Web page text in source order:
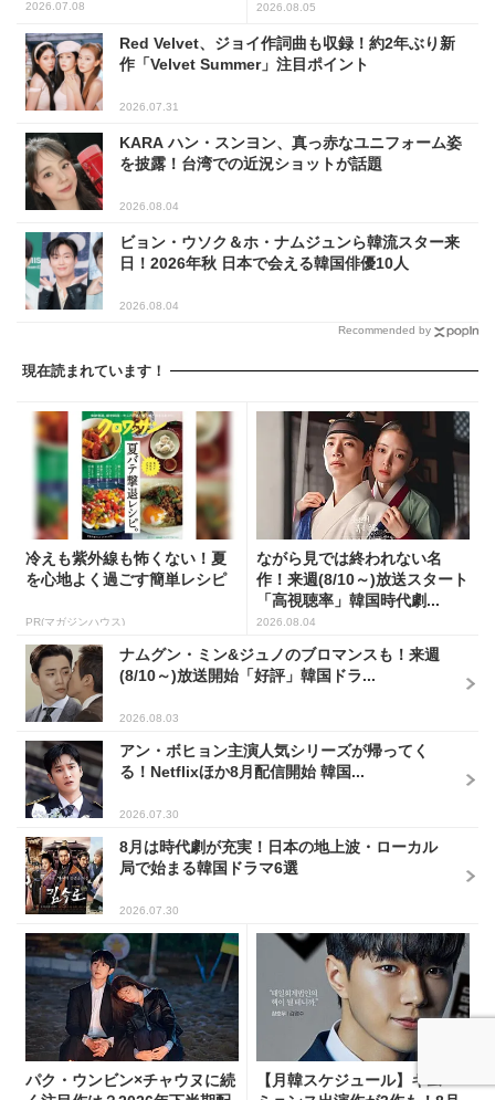
(PHOTO17枚)
2026.07.08
5
2026.08.05
Red Velvet、ジョイ作詞曲も収録！約2年ぶり新
作「Velvet Summer」注目ポイント
2026.07.31
KARA ハン・スンヨン、真っ赤なユニフォーム姿
を披露！台湾での近況ショットが話題
2026.08.04
ビョン・ウソク＆ホ・ナムジュンら韓流スター来
日！2026年秋 日本で会える韓国俳優10人
2026.08.04
Recommended by
現在読まれています！
冷えも紫外線も怖くない！夏
を心地よく過ごす簡単レシピ
PR(マガジンハウス)
ながら見では終われない名
作！来週(8/10～)放送スタート
「高視聴率」韓国時代劇...
2026.08.04
ナムグン・ミン&ジュノのブロマンスも！来週
(8/10～)放送開始「好評」韓国ドラ...
2026.08.03
アン・ボヒョン主演人気シリーズが帰ってく
る！Netflixほか8月配信開始 韓国...
2026.07.30
8月は時代劇が充実！日本の地上波・ローカル
局で始まる韓国ドラマ6選
2026.07.30
パク・ウンビン×チャウヌに続
【月韓スケジュール】キム・